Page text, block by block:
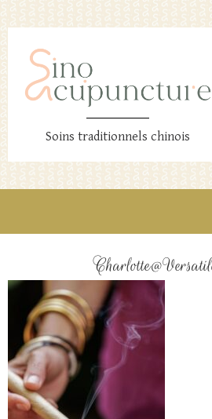
Soins traditionnels chinois